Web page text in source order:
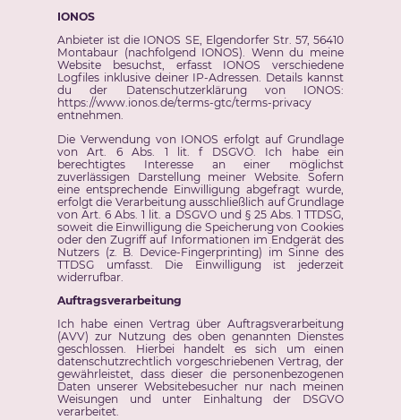
IONOS
Anbieter ist die IONOS SE, Elgendorfer Str. 57, 56410
Montabaur (nachfolgend IONOS). Wenn du meine
Website besuchst, erfasst IONOS verschiedene
Logfiles inklusive deiner IP-Adressen. Details kannst
du der Datenschutzerklärung von IONOS:
https://www.ionos.de/terms-gtc/terms-privacy
entnehmen.
Die Verwendung von IONOS erfolgt auf Grundlage
von Art. 6 Abs. 1 lit. f DSGVO. Ich habe ein
berechtigtes Interesse an einer möglichst
zuverlässigen Darstellung meiner Website. Sofern
eine entsprechende Einwilligung abgefragt wurde,
erfolgt die Verarbeitung ausschließlich auf Grundlage
von Art. 6 Abs. 1 lit. a DSGVO und § 25 Abs. 1 TTDSG,
soweit die Einwilligung die Speicherung von Cookies
oder den Zugriff auf Informationen im Endgerät des
Nutzers (z. B. Device-Fingerprinting) im Sinne des
TTDSG umfasst. Die Einwilligung ist jederzeit
widerrufbar.
Auftragsverarbeitung
Ich habe einen Vertrag über Auftragsverarbeitung
(AVV) zur Nutzung des oben genannten Dienstes
geschlossen. Hierbei handelt es sich um einen
datenschutzrechtlich vorgeschriebenen Vertrag, der
gewährleistet, dass dieser die personenbezogenen
Daten unserer Websitebesucher nur nach meinen
Weisungen und unter Einhaltung der DSGVO
verarbeitet.